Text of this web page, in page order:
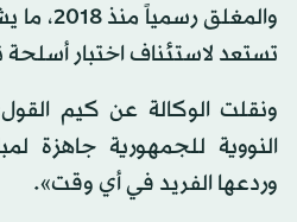
والمغلق
تستعد لاستئناف اختبار أسلحة
ونقلت الوكالة عن كيم
النووية للجمهورية جاهزة
وردعها الفريد في أي وقت».